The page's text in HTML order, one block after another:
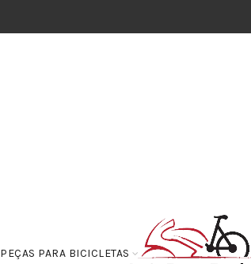
PEÇAS PARA BICICLETAS